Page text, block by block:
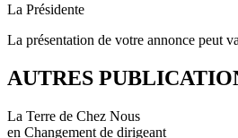
La Présidente
La présentation de votre annonce peut
AUTRES
La Terre de Chez Nous
en Changement de dirigeant